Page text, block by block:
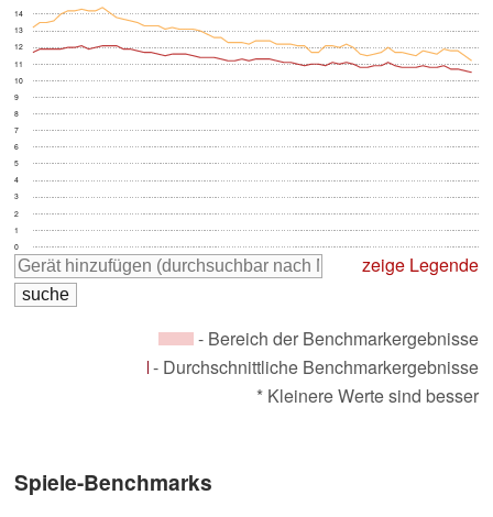
0
1
2
3
4
5
6
7
8
9
10
11
12
13
14
zeige Legende
- Bereich der Benchmarkergebnisse
- Durchschnittliche Benchmarkergebnisse
* Kleinere Werte sind besser
Spiele-Benchmarks